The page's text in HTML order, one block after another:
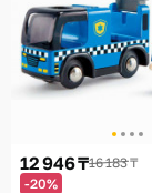
12 946 ₸16 183 ₸
-20%